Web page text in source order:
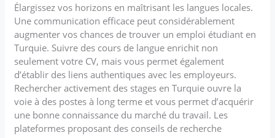
Élargissez vos horizons en maîtrisant les langues locales.
Une communication efficace peut considérablement
augmenter vos chances de trouver un emploi étudiant en
Turquie. Suivre des cours de langue enrichit non
seulement votre CV, mais vous permet également
d’établir des liens authentiques avec les employeurs.
Rechercher activement des stages en Turquie ouvre la
voie à des postes à long terme et vous permet d’acquérir
une bonne connaissance du marché du travail. Les
plateformes proposant des conseils de recherche